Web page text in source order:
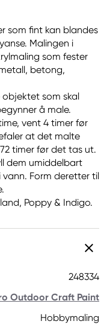
som fint kan blandes
Malingen i
som fester
betong,
som skal
å male.
vent 4 timer før
at det malte
timer før det tas ut.
dem umiddelbart
Form deretter til
Poppy & Indigo.
248334
Outdoor Craft Paint
Hobbymaling